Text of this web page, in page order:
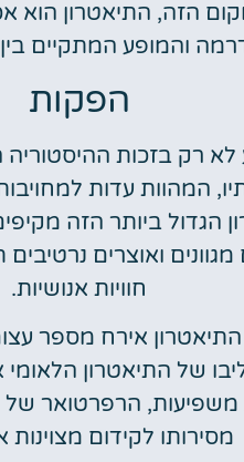
הזה, התיאטרון הוא
והמופע המתקיים
הפקות
לא רק בזכות
המהוות עדות
הגדול ביותר הזה
ואוצרים
חוויות אנושיות.
התיאטרון אירח מספר
של התיאטרון הלאומי
משפיעות, הרפרטואר
מסירותו לקידום מצוינות